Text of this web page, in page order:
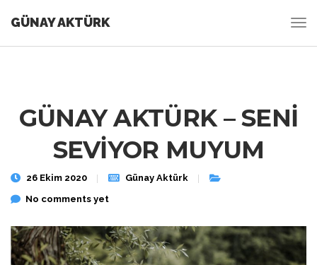
GÜNAY AKTÜRK
GÜNAY AKTÜRK – SENİ
SEVİYOR MUYUM
26 Ekim 2020
Günay Aktürk
No comments yet